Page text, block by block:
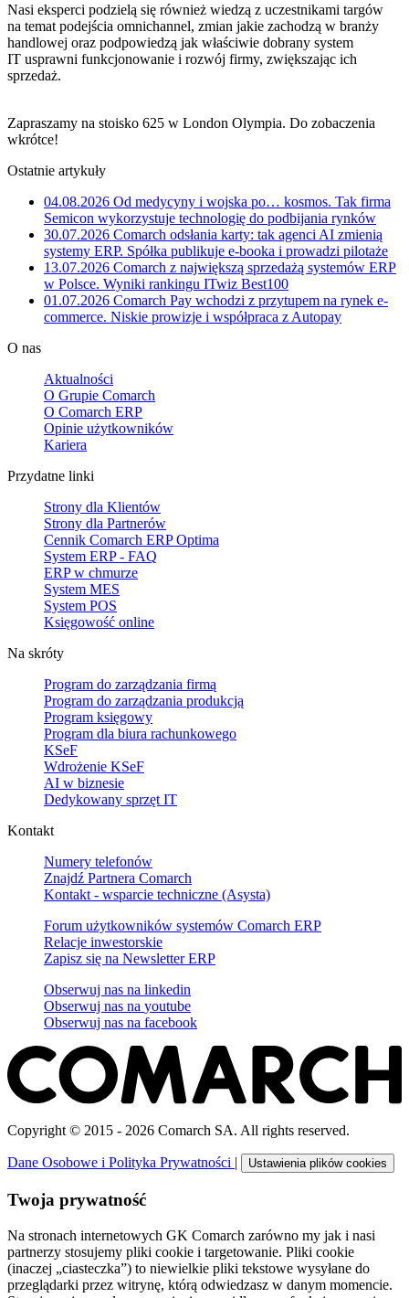
Nasi eksperci podzielą się również wiedzą z uczestnikami targów
na temat podejścia omnichannel, zmian jakie zachodzą w branży
handlowej oraz podpowiedzą jak właściwie dobrany system
IT usprawni funkcjonowanie i rozwój firmy, zwiększając ich
sprzedaż.
Zapraszamy na stoisko 625 w London Olympia. Do zobaczenia
wkrótce!
Ostatnie artykuły
04.08.2026 Od medycyny i wojska po… kosmos. Tak firma
Semicon wykorzystuje technologię do podbijania rynków
30.07.2026 Comarch odsłania karty: tak agenci AI zmienią
systemy ERP. Spółka publikuje e-booka i prowadzi pilotaże
13.07.2026 Comarch z największą sprzedażą systemów ERP
w Polsce. Wyniki rankingu ITwiz Best100
01.07.2026 Comarch Pay wchodzi z przytupem na rynek e-
commerce. Niskie prowizje i współpraca z Autopay
O nas
Aktualności
O Grupie Comarch
O Comarch ERP
Opinie użytkowników
Kariera
Przydatne linki
Strony dla Klientów
Strony dla Partnerów
Cennik Comarch ERP Optima
System ERP - FAQ
ERP w chmurze
System MES
System POS
Księgowość online
Na skróty
Program do zarządzania firmą
Program do zarządzania produkcją
Program księgowy
Program dla biura rachunkowego
KSeF
Wdrożenie KSeF
AI w biznesie
Dedykowany sprzęt IT
Kontakt
Numery telefonów
Znajdź Partnera Comarch
Kontakt - wsparcie techniczne (Asysta)
Forum użytkowników systemów Comarch ERP
Relacje inwestorskie
Zapisz się na Newsletter ERP
Obserwuj nas na linkedin
Obserwuj nas na youtube
Obserwuj nas na facebook
Copyright © 2015 - 2026 Comarch SA. All rights reserved.
Dane Osobowe i Polityka Prywatności | Ustawienia plików cookies
Twoja prywatność
Na stronach internetowych GK Comarch zarówno my jak i nasi
partnerzy stosujemy pliki cookie i targetowanie. Pliki cookie
(inaczej „ciasteczka”) to niewielkie pliki tekstowe wysyłane do
przeglądarki przez witrynę, którą odwiedzasz w danym momencie.